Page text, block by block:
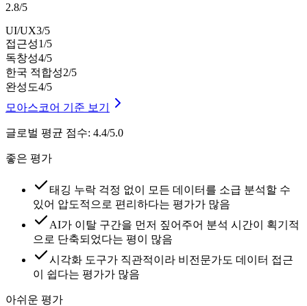
2.8/5
UI/UX3/5
접근성1/5
독창성4/5
한국 적합성2/5
완성도4/5
모아스코어 기준 보기
글로벌 평균 점수: 4.4/5.0
좋은 평가
태깅 누락 걱정 없이 모든 데이터를 소급 분석할 수
있어 압도적으로 편리하다는 평가가 많음
AI가 이탈 구간을 먼저 짚어주어 분석 시간이 획기적
으로 단축되었다는 평이 많음
시각화 도구가 직관적이라 비전문가도 데이터 접근
이 쉽다는 평가가 많음
아쉬운 평가